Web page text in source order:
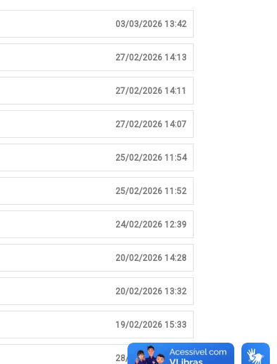
03/03/2026 13:42
27/02/2026 14:13
27/02/2026 14:11
27/02/2026 14:07
25/02/2026 11:54
25/02/2026 11:52
24/02/2026 12:39
20/02/2026 14:28
20/02/2026 13:32
19/02/2026 15:33
28/01/2026 13:08